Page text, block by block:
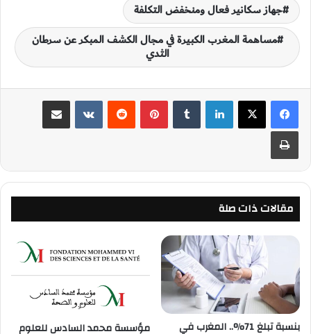
جهاز سكانير فعال ومنخفض التكلفة
مساهمة المغرب الكبيرة في مجال الكشف المبكر عن سرطان
الثدي
لينكدإن بينتيريست
مقالات ذات صلة
بنسبة تبلغ 71%.. المغرب في مؤسسة محمد السادس للعلوم